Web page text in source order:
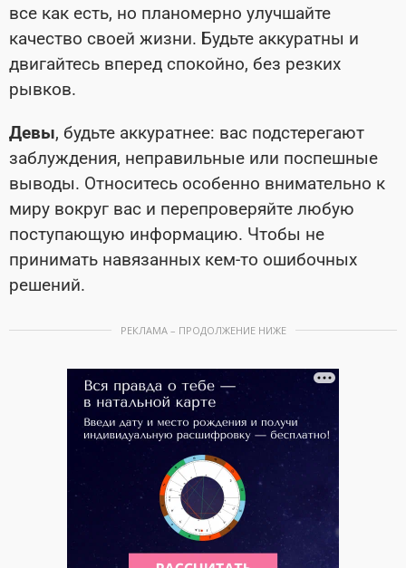
все как есть, но планомерно улучшайте
качество своей жизни. Будьте аккуратны и
двигайтесь вперед спокойно, без резких
рывков.
Девы, будьте аккуратнее: вас подстерегают
заблуждения, неправильные или поспешные
выводы. Относитесь особенно внимательно к
миру вокруг вас и перепроверяйте любую
поступающую информацию. Чтобы не
принимать навязанных кем-то ошибочных
решений.
РЕКЛАМА – ПРОДОЛЖЕНИЕ НИЖЕ